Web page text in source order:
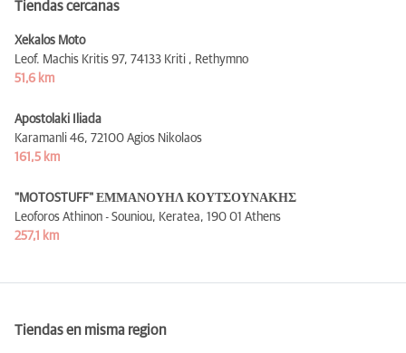
Tiendas cercanas
Xekalos Moto
Leof. Machis Kritis 97, 74133 Kriti , Rethymno
51,6 km
Apostolaki Iliada
Karamanli 46, 72100 Agios Nikolaos
161,5 km
"MOTOSTUFF" ΕΜΜΑΝΟΥΗΛ ΚΟΥΤΣΟΥΝΑΚΗΣ
Leoforos Athinon - Souniou, Keratea, 190 01 Athens
257,1 km
Tiendas en misma region